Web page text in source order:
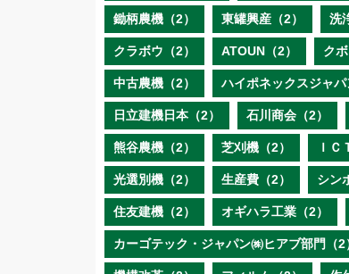
鋤柄農機（2） 東罐興産（2） 洗
クラボウ（2） ATOUN（2） ク
中古農機（2） ハイポネックスジャパ
日立建機日本（2） 石川商会（2）
熊谷農機（2） 芝刈機（2） ＩＣ
光選別機（2） 生産費（2） シン
住友建機（2） オギハラ工業（2）
カーゴテック・ジャパン㈱ヒアブ部門（2